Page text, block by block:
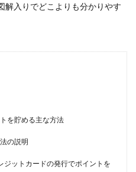
解入りでどこよりも分かりやす
を貯める主な方法
の説明
ジットカードの発行でポイントを